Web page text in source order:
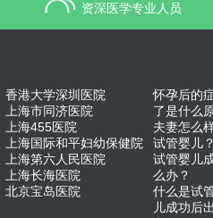
资深医学专业人员
香港大学深圳医院
上海市同济医院
上海455医院
上海国际和平妇幼保健院
上海第六人民医院
上海长海医院
北京宝岛医院
怀孕后的
了是什么
夫妻怎么
试管婴儿？
试管婴儿
么办？
什么是试
儿成功后